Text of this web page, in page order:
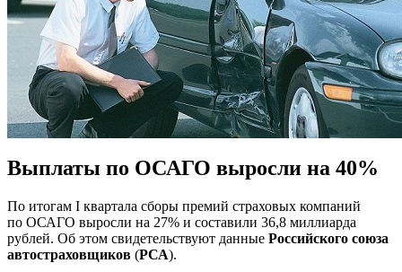
Выплаты по ОСАГО выросли на 40%
По итогам I квартала сборы премий страховых компаний
по ОСАГО выросли на 27% и составили 36,8 миллиарда
рублей. Об этом свидетельствуют данные Российского союза
автостраховщиков (РСА).